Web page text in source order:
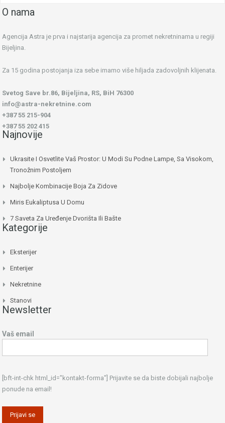
O nama
Agencija Astra je prva i najstarija agencija za promet nekretninama u regiji
Bijeljina.
Za 15 godina postojanja iza sebe imamo više hiljada zadovoljnih klijenata.
Svetog Save br.86, Bijeljina, RS, BiH 76300
info@astra-nekretnine.com
+387 55 215-904
+387 55 202 415
Najnovije
Ukrasite I Osvetlite Vaš Prostor: U Modi Su Podne Lampe, Sa Visokom,
Tronožnim Postoljem
Najbolje Kombinacije Boja Za Zidove
Miris Eukaliptusa U Domu
7 Saveta Za Uređenje Dvorišta Ili Bašte
Kategorije
Eksterijer
Enterijer
Nekretnine
Stanovi
Newsletter
Vaš email
[bft-int-chk html_id="kontakt-forma"] Prijavite se da biste dobijali najbolje
ponude na email!